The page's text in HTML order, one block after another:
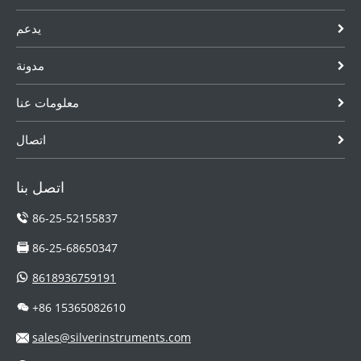
يكون لها درجة
حرارة وضغط
متكاملان...
يدعم
مدونة
معلومات عنا
اتصال
اتصل بنا
86-25-52155837
86-25-68650347
8618936759191
+86 15365082610
sales@silverinstruments.com